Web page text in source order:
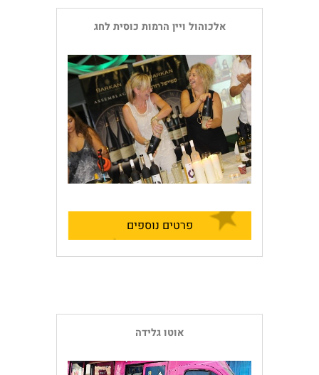
אלכוהול ויין הרמות כוסית לחג
פרטים נוספים
אוטו גלידה